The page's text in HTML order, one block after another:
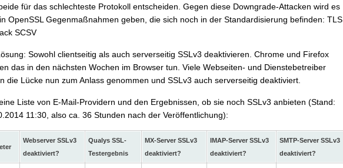
für das schlechteste Protokoll entscheiden. Gegen diese Downgrade-Attacken wird es
OpenSSL Gegenmaßnahmen geben, die sich noch in der Standardisierung befinden: TLS
SCSV
Sowohl clientseitig als auch serverseitig SSLv3 deaktivieren. Chrome und Firefox
das in den nächsten Wochen im Browser tun. Viele Webseiten- und Dienstebetreiber
die Lücke nun zum Anlass genommen und SSLv3 auch serverseitig deaktiviert.
Liste von E-Mail-Providern und den Ergebnissen, ob sie noch SSLv3 anbieten (Stand:
11:30, also ca. 36 Stunden nach der Veröffentlichung):
Webserver SSLv3
deaktiviert?
Qualys SSL-
Testergebnis
MX-Server SSLv3
deaktiviert?
IMAP-Server SSLv3
deaktiviert?
SMTP-Server SSLv3
deaktiviert?